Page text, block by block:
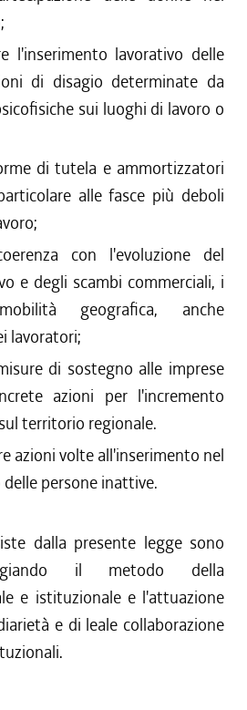
l'inserimento lavorativo delle
di disagio determinate da
sui luoghi di lavoro o
di tutela e ammortizzatori
alle fasce più deboli
con l'evoluzione del
e degli scambi commerciali, i
geografica, anche
lavoratori;
di sostegno alle imprese
azioni per l'incremento
territorio regionale.
azioni volte all'inserimento nel
persone inattive.
dalla presente legge sono
il metodo della
e istituzionale e l'attuazione
e di leale collaborazione